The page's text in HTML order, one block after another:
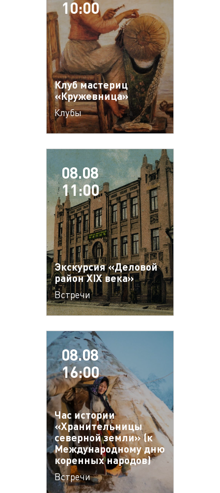
10:00
Клуб мастериц
«Кружевница»
Клубы
08.08
11:00
Экскурсия «Деловой
район XIX века»
Встречи
08.08
16:00
Час истории
«Хранительницы
северной земли» (к
Международному дню
коренных народов)
Встречи